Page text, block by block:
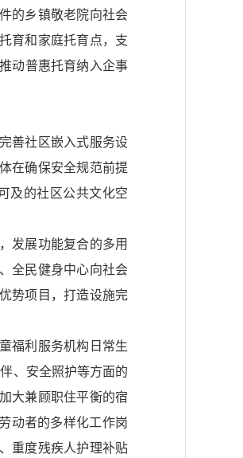
的乡镇敬老院向社会
育和家庭托育点，支
动普惠托育纳入企事
善社区嵌入式服务设
在确保安全规范前提
及的社区公共文化空
发展功能复合的多用
全民健身中心向社会
势项目，打造设施完
福利服务机构日常生
、安全照护等方面的
大兼顾职住平衡的宿
动者的多样化工作岗
重度残疾人护理补贴